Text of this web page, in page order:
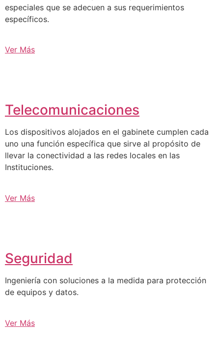
especiales que se adecuen a sus requerimientos
específicos.
Ver Más
Telecomunicaciones
Los dispositivos alojados en el gabinete cumplen cada
uno una función específica que sirve al propósito de
llevar la conectividad a las redes locales en las
Instituciones.
Ver Más
Seguridad
Ingeniería con soluciones a la medida para protección
de equipos y datos.
Ver Más